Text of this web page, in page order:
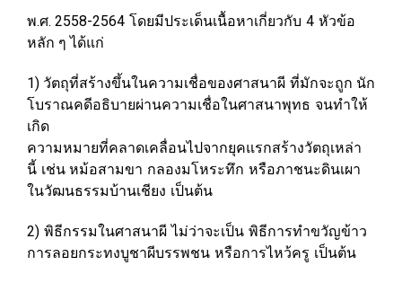
พ.ศ. 2558-2564 โดยมีประเด็นเนื้อหาเกี่ยวกับ 4 หัวข้อ
หลัก ๆได้แก่
1) วัตถุที่สร้างขึ้นในความเชื่อของศาสนาผี ที่มักจะถูก นัก
โบราณคดีอธิบายผ่านความเชื่อในศาสนาพุทธ จนทำให้
เกิด
ความหมายที่คลาดเคลื่อนไปจากยุคแรกสร้างวัตถุเหล่า
นี้ เช่น หม้อสามขา กลองมโหระทึก หรือภาชนะดินเผา
ในวัฒนธรรมบ้านเชียง เป็นต้น
2) พิธีกรรมในศาสนาผี ไม่ว่าจะเป็น พิธีการทำขวัญข้าว
การลอยกระทงบูชาผีบรรพชน หรือการไหว้ครู เป็นต้น